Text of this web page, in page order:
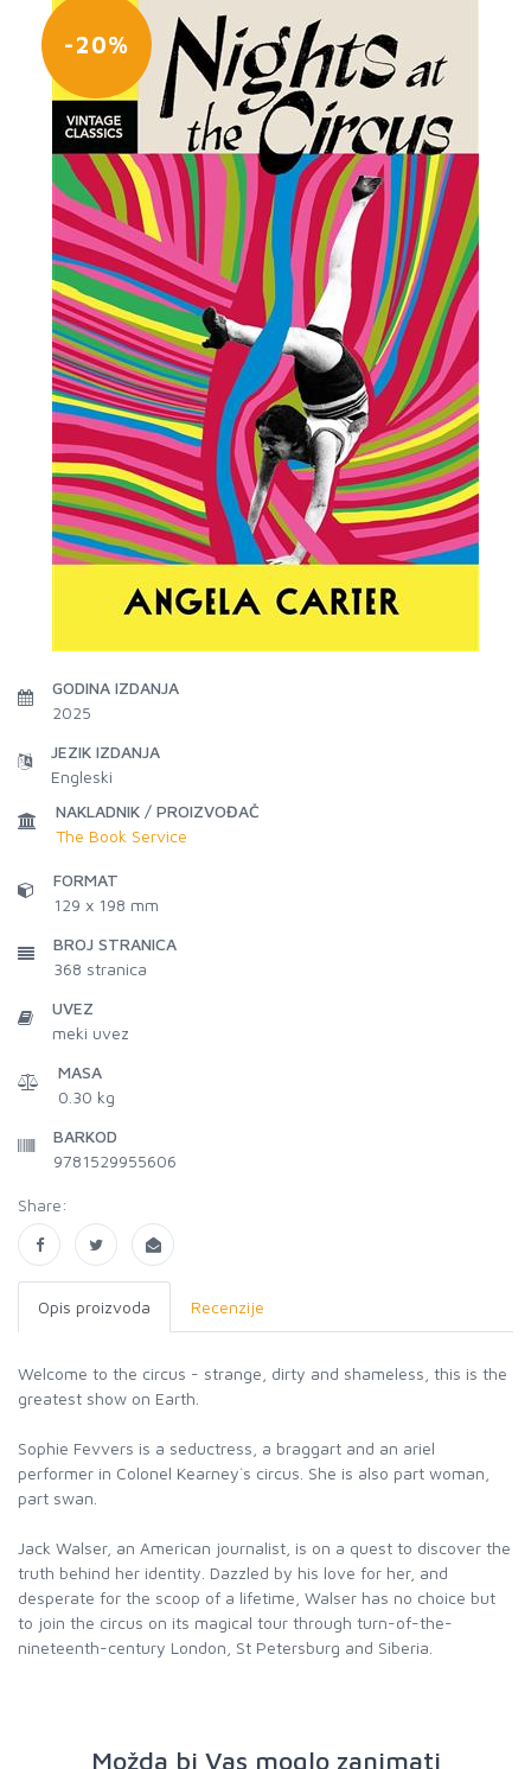
-20%
GODINA IZDANJA
2025
JEZIK IZDANJA
Engleski
NAKLADNIK / PROIZVOĐAČ
The Book Service
FORMAT
129 x 198 mm
BROJ STRANICA
368 stranica
UVEZ
meki uvez
MASA
0.30 kg
BARKOD
9781529955606
Share:
Opis proizvoda Recenzije
Welcome to the circus - strange, dirty and shameless, this is the
greatest show on Earth.
Sophie Fevvers is a seductress, a braggart and an ariel
performer in Colonel Kearney`s circus. She is also part woman,
part swan.
Jack Walser, an American journalist, is on a quest to discover the
truth behind her identity. Dazzled by his love for her, and
desperate for the scoop of a lifetime, Walser has no choice but
to join the circus on its magical tour through turn-of-the-
Možda bi Vas moglo zanimati